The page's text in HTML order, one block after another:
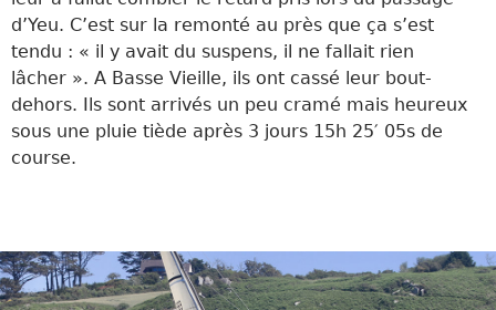
d’Yeu. C’est sur la remonté au près que ça s’est
tendu : « il y avait du suspens, il ne fallait rien
lâcher ». A Basse Vieille, ils ont cassé leur bout-
dehors. Ils sont arrivés un peu cramé mais heureux
sous une pluie tiède après 3 jours 15h 25′ 05s de
course.